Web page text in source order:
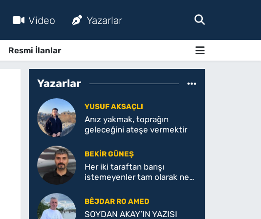
Video Yazarlar
Resmi İlanlar
Yazarlar
YUSUF AKSAÇLI
Anız yakmak, toprağın
geleceğini ateşe vermektir
BEKIR GÜNEŞ
Her iki taraftan barışı
istemeyenler tam olarak ne
BÊJDAR RO AMED
SOYDAN AKAY’IN YAZISI